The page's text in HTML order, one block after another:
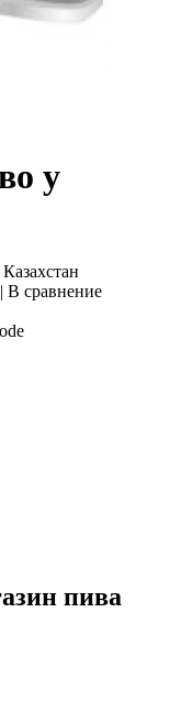
у
| В сравнение
пива